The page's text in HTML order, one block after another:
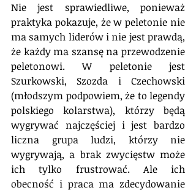
Nie jest sprawiedliwe, ponieważ
praktyka pokazuje, że w peletonie nie
ma samych liderów i nie jest prawdą,
że każdy ma szansę na przewodzenie
peletonowi. W peletonie jest
Szurkowski, Szozda i Czechowski
(młodszym podpowiem, że to legendy
polskiego kolarstwa), którzy będą
wygrywać najczęściej i jest bardzo
liczna grupa ludzi, którzy nie
wygrywają, a brak zwycięstw może
ich tylko frustrować. Ale ich
obecność i praca ma zdecydowanie